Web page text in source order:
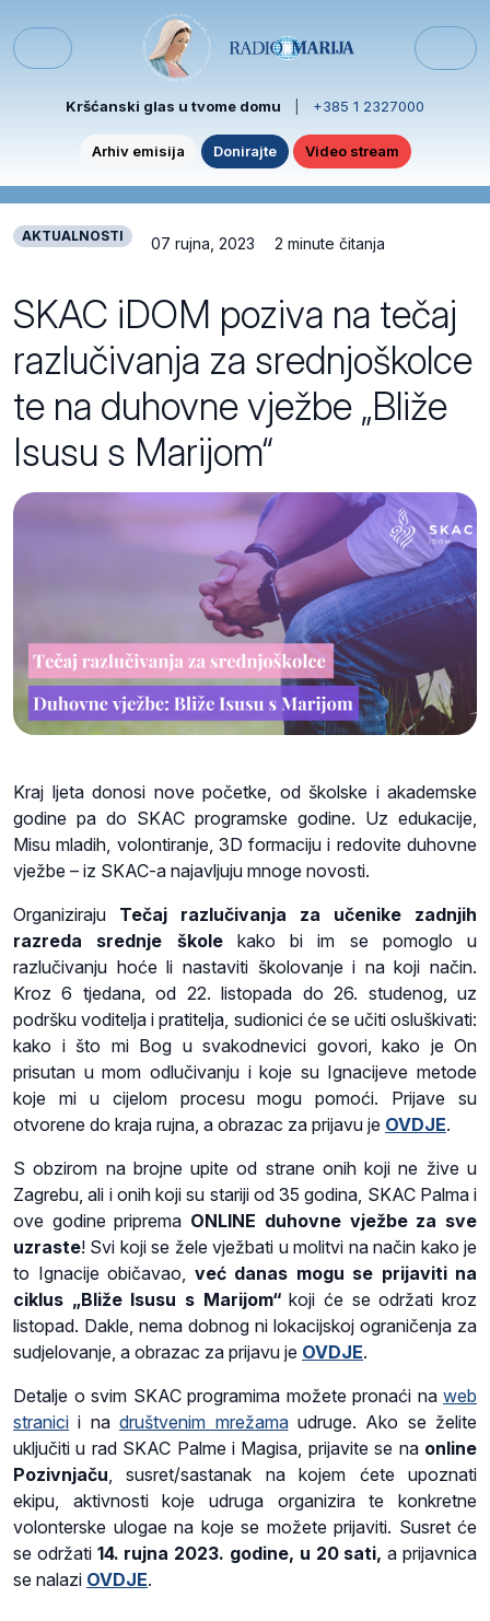
Menu
Kršćanski glas u tvome domu +385 1 2327000
Arhiv emisija Donirajte Video stream
AKTUALNOSTI 07 rujna, 2023 2 minute čitanja
SKAC iDOM poziva na tečaj
razlučivanja za srednjoškolce
te na duhovne vježbe „Bliže
Isusu s Marijom“
Kraj ljeta donosi nove početke, od školske i akademske
godine pa do SKAC programske godine. Uz edukacije,
Misu mladih, volontiranje, 3D formaciju i redovite duhovne
vježbe – iz SKAC-a najavljuju mnoge novosti.
Organiziraju Tečaj razlučivanja za učenike zadnjih
razreda srednje školekako bi im se pomoglo u
razlučivanju hoće li nastaviti školovanje i na koji način.
Kroz 6 tjedana, od 22. listopada do 26. studenog, uz
podršku voditelja i pratitelja, sudionici će se učiti osluškivati:
kako i što mi Bog u svakodnevici govori, kako je On
prisutan u mom odlučivanju i koje su Ignacijeve metode
koje mi u cijelom procesu mogu pomoći. Prijave su
otvorene do kraja rujna, a obrazac za prijavu je OVDJE.
S obzirom na brojne upite od strane onih koji ne žive u
Zagrebu, ali i onih koji su stariji od 35 godina, SKAC Palma i
ove godine priprema ONLINE duhovne vježbe za sve
uzraste! Svi koji se žele vježbati u molitvi na način kako je
to Ignacije običavao, već danas mogu se prijaviti na
ciklus „Bliže Isusu s Marijom“koji će se održati kroz
listopad. Dakle, nema dobnog ni lokacijskoj ograničenja za
sudjelovanje, a obrazac za prijavu je OVDJE.
Detalje o svim SKAC programima možete pronaći na web
stranici i nadruštvenim mrežamaudruge. Ako se želite
uključiti u rad SKAC Palme i Magisa, prijavite se na online
Pozivnjaču, susret/sastanak na kojem ćete upoznati
ekipu, aktivnosti koje udruga organizira te konkretne
volonterske ulogae na koje se možete prijaviti. Susret će
se održati 14. rujna 2023. godine, u 20 sati, a prijavnica
se nalazi OVDJE.